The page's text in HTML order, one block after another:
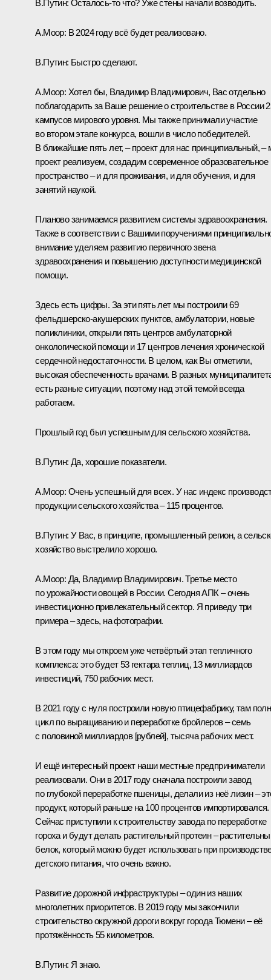
В.Путин: Осталось-то что? Уже стены начали возводить.
А.Моор: В 2024 году всё будет реализовано.
В.Путин: Быстро сделают.
А.Моор: Хотел бы, Владимир Владимирович, Вас отдельно
поблагодарить за Ваше решение о строительстве в России
кампусов мирового уровня. Мы также принимали участие
во втором этапе конкурса, вошли в число победителей.
В ближайшие пять лет, – проект для нас принципиальный, –
проект реализуем, создадим современное образовательное
пространство – и для проживания, и для обучения, и для
занятий наукой.
Планово занимаемся развитием системы здравоохранения.
Также в соответствии с Вашими поручениями
внимание уделяем развитию первичного звена
здравоохранения и повышению доступности медицинской
помощи.
Здесь есть цифры. За эти пять лет мы построили 69
фельдшерско-акушерских пунктов, амбулатории, новые
поликлиники, открыли пять центров амбулаторной
онкологической помощи и 17 центров лечения хронической
сердечной недостаточности. В целом, как Вы отметили,
высокая обеспеченность врачами. В разных
есть разные ситуации, поэтому над этой темой всегда
работаем.
Прошлый год был успешным для сельского хозяйства.
В.Путин: Да, хорошие показатели.
А.Моор: Очень успешный для всех. У нас индекс
продукции сельского хозяйства – 115 процентов.
В.Путин: У Вас, в принципе, промышленный регион, а
хозяйство выстрелило хорошо.
А.Моор: Да, Владимир Владимирович. Третье место
по урожайности овощей в России. Сегодня АПК – очень
инвестиционно привлекательный сектор. Я приведу три
примера – здесь, на фотографии.
В этом году мы откроем уже четвёртый этап тепличного
комплекса: это будет 53 гектара теплиц, 13 миллиардов
инвестиций, 750 рабочих мест.
В 2021 году с нуля построили новую птицефабрику, там
цикл по выращиванию и переработке бройлеров – семь
с половиной миллиардов [рублей], тысяча рабочих мест.
И ещё интересный проект наши местные предприниматели
реализовали. Они в 2017 году сначала построили завод
по глубокой переработке пшеницы, делали из неё лизин –
продукт, который раньше на 100 процентов импортировался.
Сейчас приступили к строительству завода по переработке
гороха и будут делать растительный протеин –
белок, который можно будет использовать при
детского питания, что очень важно.
Развитие дорожной инфраструктуры – один из наших
многолетних приоритетов. В 2019 году мы закончили
строительство окружной дороги вокруг города Тюмени – её
протяжённость 55 километров.
В.Путин: Я знаю.